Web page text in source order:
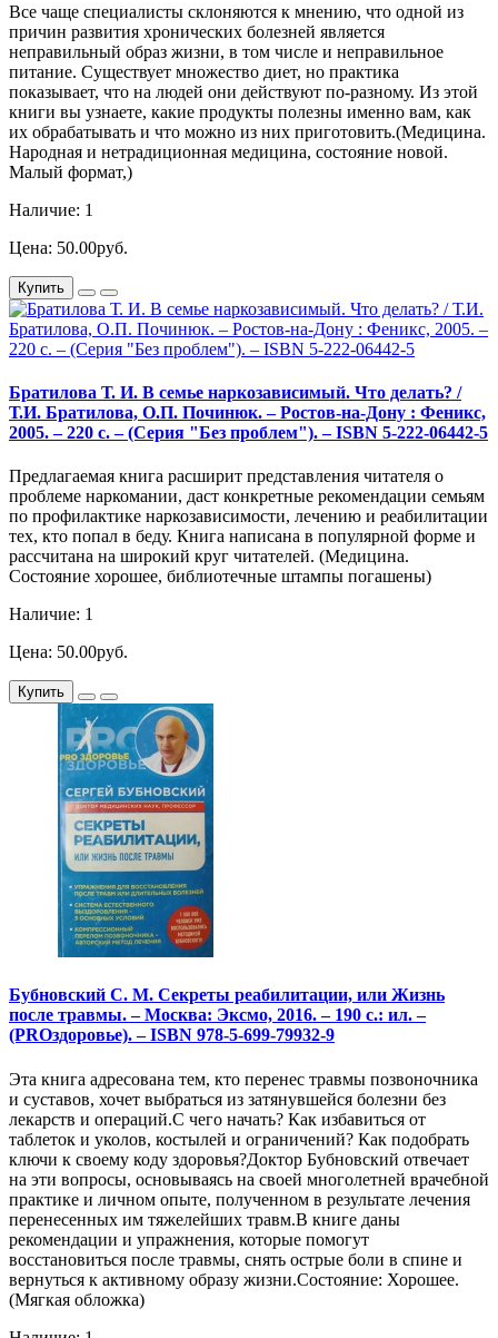
Все чаще специалисты склоняются к мнению, что одной из
причин развития хронических болезней является
неправильный образ жизни, в том числе и неправильное
питание. Существует множество диет, но практика
показывает, что на людей они действуют по-разному. Из этой
книги вы узнаете, какие продукты полезны именно вам, как
их обрабатывать и что можно из них приготовить.(Медицина.
Народная и нетрадиционная медицина, состояние новой.
Малый формат,)
Наличие: 1
Цена: 50.00руб.
Купить
Братилова Т. И. В семье наркозависимый. Что делать? /
Т.И. Братилова, О.П. Починюк. – Ростов-на-Дону : Феникс,
2005. – 220 с. – (Серия "Без проблем"). – ISBN 5-222-06442-5
Предлагаемая книга расширит представления читателя о
проблеме наркомании, даст конкретные рекомендации семьям
по профилактике наркозависимости, лечению и реабилитации
тех, кто попал в беду. Книга написана в популярной форме и
рассчитана на широкий круг читателей. (Медицина.
Состояние хорошее, библиотечные штампы погашены)
Наличие: 1
Цена: 50.00руб.
Купить
Бубновский С. М. Секреты реабилитации, или Жизнь
после травмы. – Москва: Эксмо, 2016. – 190 с.: ил. –
(PROздоровье). – ISBN 978-5-699-79932-9
Эта книга адресована тем, кто перенес травмы позвоночника
и суставов, хочет выбраться из затянувшейся болезни без
лекарств и операций.С чего начать? Как избавиться от
таблеток и уколов, костылей и ограничений? Как подобрать
ключи к своему коду здоровья?Доктор Бубновский отвечает
на эти вопросы, основываясь на своей многолетней врачебной
практике и личном опыте, полученном в результате лечения
перенесенных им тяжелейших травм.В книге даны
рекомендации и упражнения, которые помогут
восстановиться после травмы, снять острые боли в спине и
вернуться к активному образу жизни.Состояние: Хорошее.
(Мягкая обложка)